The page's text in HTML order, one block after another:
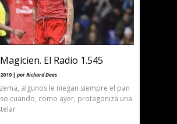
El Radio 1.545
| por Richard Dees
algunos le niegan siempre el pan
cuando, como ayer, protagoniza una